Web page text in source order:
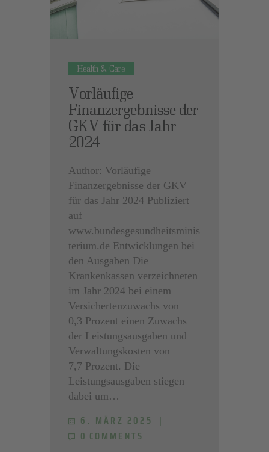
Health & Care
Vorläufige
Finanzergebnisse der
GKV für das Jahr
2024
Author: Vorläufige
Finanzergebnisse der GKV
für das Jahr 2024 Publiziert
auf
www.bundesgesundheitsminis
terium.de Entwicklungen bei
den Ausgaben Die
Krankenkassen verzeichneten
im Jahr 2024 bei einem
Versichertenzuwachs von
0,3 Prozent einen Zuwachs
der Leistungsausgaben und
Verwaltungskosten von
7,7 Prozent. Die
Leistungsausgaben stiegen
dabei um…
6. MÄRZ 2025
0 COMMENTS